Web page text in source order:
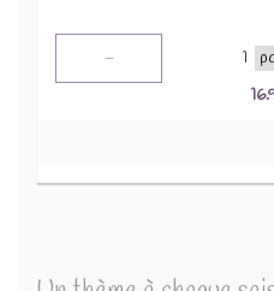
- 1